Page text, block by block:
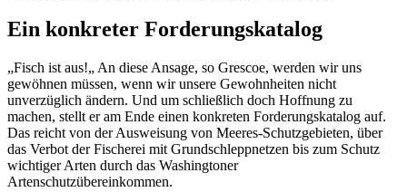
Ein konkreter Forderungskatalog
„Fisch ist aus!„ An diese Ansage, so Grescoe, werden wir uns
gewöhnen müssen, wenn wir unsere Gewohnheiten nicht
unverzüglich ändern. Und um schließlich doch Hoffnung zu
machen, stellt er am Ende einen konkreten Forderungskatalog auf.
Das reicht von der Ausweisung von Meeres-Schutzgebieten, über
das Verbot der Fischerei mit Grundschleppnetzen bis zum Schutz
wichtiger Arten durch das Washingtoner
Artenschutzübereinkommen.